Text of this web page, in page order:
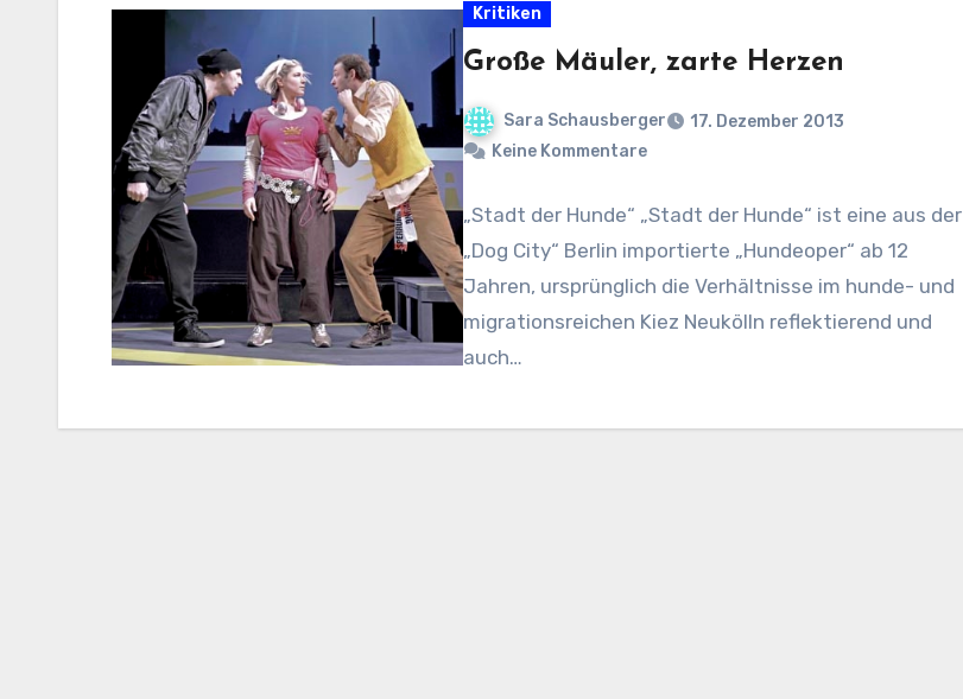
Kritiken
Große Mäuler, zarte Herzen
Sara Schausberger
17. Dezember 2013
Keine Kommentare
„Stadt der Hunde“ „Stadt der Hunde“ ist eine aus der
„Dog City“ Berlin importierte „Hundeoper“ ab 12
Jahren, ursprünglich die Verhältnisse im hunde- und
migrationsreichen Kiez Neukölln reflektierend und
auch…